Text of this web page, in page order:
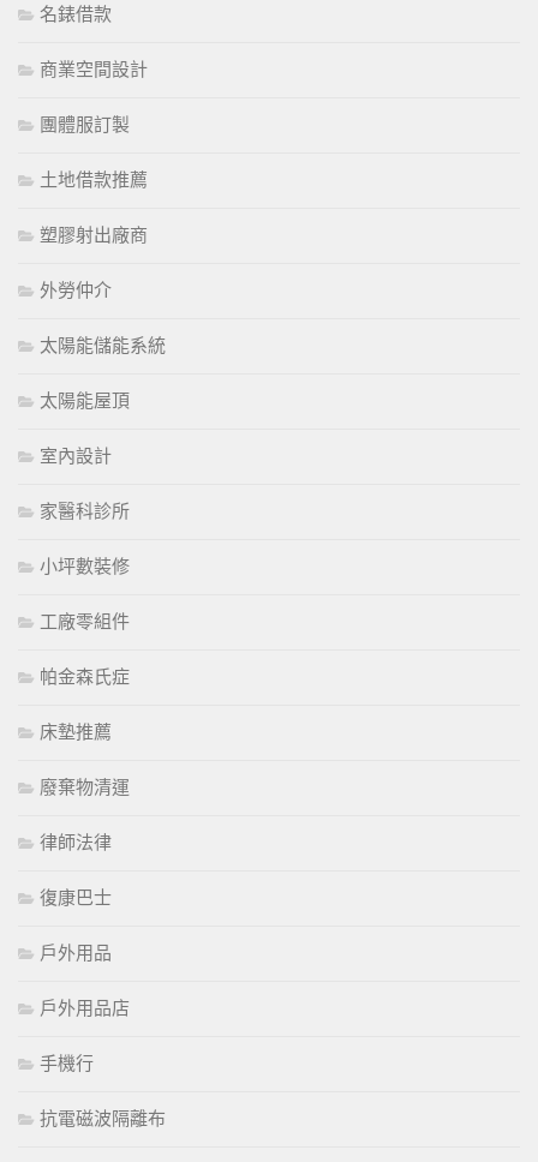
名錶借款
商業空間設計
團體服訂製
土地借款推薦
塑膠射出廠商
外勞仲介
太陽能儲能系統
太陽能屋頂
室內設計
家醫科診所
小坪數裝修
工廠零組件
帕金森氏症
床墊推薦
廢棄物清運
律師法律
復康巴士
戶外用品
戶外用品店
手機行
抗電磁波隔離布